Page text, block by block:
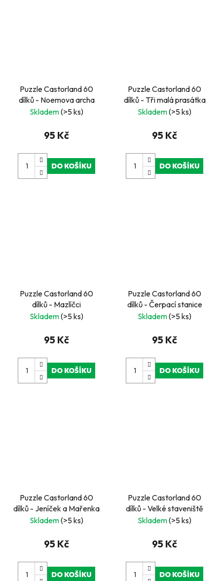
Puzzle Castorland 60
dílků - Noemova archa
Skladem(>5 ks)
95 Kč
DO KOŠÍKU
Puzzle Castorland 60
dílků - Tři malá prasátka
Skladem(>5 ks)
95 Kč
DO KOŠÍKU
Puzzle Castorland 60
dílků - Mazlíčci
Skladem(>5 ks)
95 Kč
DO KOŠÍKU
Puzzle Castorland 60
dílků - Čerpací stanice
Skladem(>5 ks)
95 Kč
DO KOŠÍKU
Puzzle Castorland 60
dílků - Jeníček a Mařenka
Skladem(>5 ks)
95 Kč
DO KOŠÍKU
Puzzle Castorland 60
dílků - Velké staveniště
Skladem(>5 ks)
95 Kč
DO KOŠÍKU